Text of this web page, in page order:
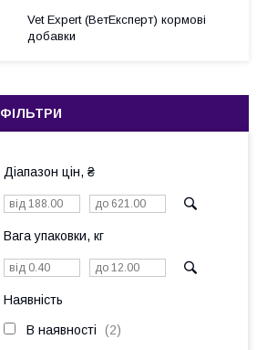
Vet Expert (ВетЕксперт) кормові
добавки
ФІЛЬТРИ
Діапазон цін, ₴
Вага упаковки, кг
Наявність
В наявності 2